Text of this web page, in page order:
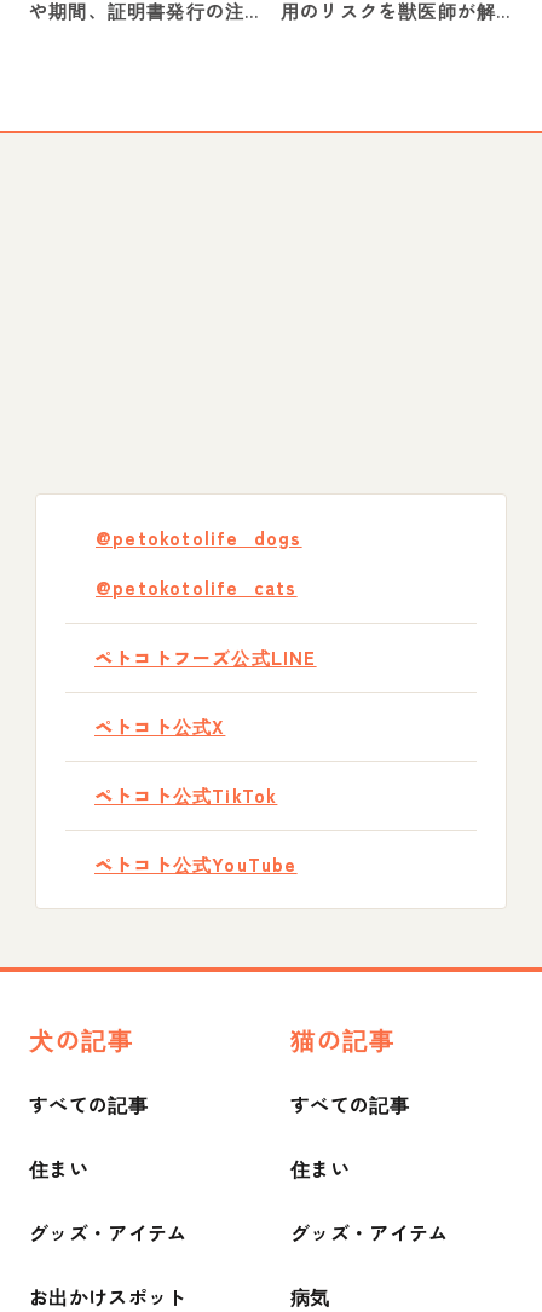
や期間、証明書発行の注
用のリスクを獣医師が解
@petokotolife_dogs
@petokotolife_cats
ペトコトフーズ公式LINE
ペトコト公式X
ペトコト公式TikTok
ペトコト公式YouTube
犬の記事
すべての記事
住まい
グッズ・アイテム
お出かけスポット
猫の記事
すべての記事
住まい
グッズ・アイテム
病気